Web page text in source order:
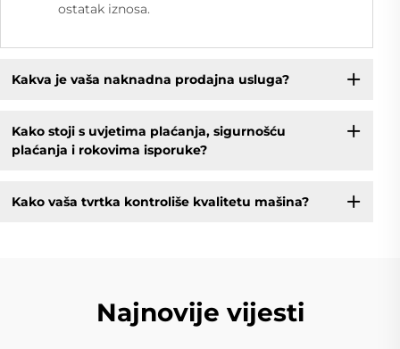
ostatak iznosa.
Kakva je vaša naknadna prodajna usluga?
Kako stoji s uvjetima plaćanja, sigurnošću
plaćanja i rokovima isporuke?
Kako vaša tvrtka kontroliše kvalitetu mašina?
Najnovije vijesti